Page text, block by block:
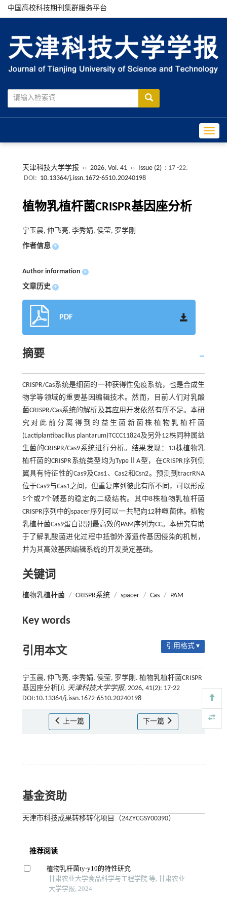
中国高校科技期刊集群服务平台
天津科技大学学报 ›› 2026, Vol. 41 ›› Issue (2) : 17 -22.
DOI: 10.13364/j.issn.1672-6510.20240198
植物乳植杆菌CRISPR基因座分析
宁玉晨, 仲飞亮, 李秀娟, 侯莹, 罗学刚
作者信息 +
Author information +
文章历史 +
PDF
摘要
CRISPR/Cas系统是细菌的一种获得性免疫系统，也是合成生
物学等领域的重要基因编辑技术。然而，目前人们对乳酸
菌CRISPR/Cas系统的解析及其应用开发依然有所不足。本研
究对此前分离得到的益生菌新菌株植物乳植杆菌
(Lactiplantibacillus plantarum)TCCC11824及另外12株同种属益
生菌的CRISPR/Cas9系统进行分析。结果发现：13株植物乳
植杆菌的CRISPR系统类型均为TypeⅡA型，在CRISPR序列侧
翼具有特征性的Cas9及Cas1、Cas2和Csn2。预测到tracrRNA
位于Cas9与Cas1之间，但重复序列彼此有所不同，可以形成
5个或7个碱基的稳定的二级结构。其中8株植物乳植杆菌
CRISPR序列中的spacer序列可以一共靶向12种噬菌体。植物
乳植杆菌Cas9蛋白识别最高效的PAM序列为CC。本研究有助
于了解乳酸菌进化过程中抵御外源遗传基因侵染的机制，
并为其高效基因编辑系统的开发奠定基础。
关键词
植物乳植杆菌 / CRISPR系统 / spacer / Cas / PAM
Key words
引用本文 引用格式 ▾
宁玉晨, 仲飞亮, 李秀娟, 侯莹, 罗学刚. 植物乳植杆菌CRISPR
基因座分析[J]. 天津科技大学学报, 2026, 41(2): 17-22
DOI:10.13364/j.issn.1672-6510.20240198
上一篇 下一篇
基金资助
天津市科技成果转移转化项目（24ZYCGSY00390）